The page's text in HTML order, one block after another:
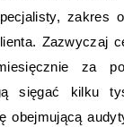
zakres
Zazwyczaj
za
sięgać kilku
obejmującą